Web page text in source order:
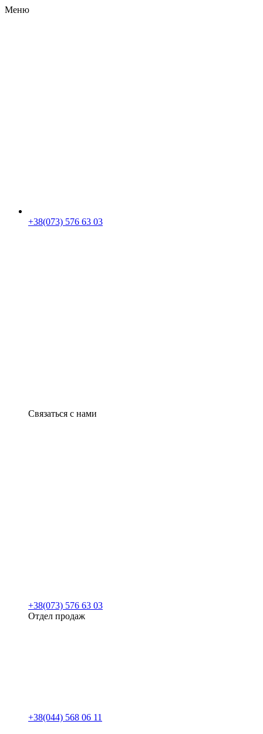
Меню
+38(073) 576 63 03
Связаться с нами
+38(073) 576 63 03
Отдел продаж
+38(044) 568 06 11